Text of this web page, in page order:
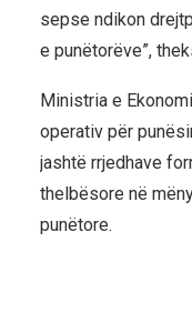
sepse ndikon
e punëtorëve”,
Ministria e
operativ për
jashtë rrjedhave
thelbësore në
punëtore.